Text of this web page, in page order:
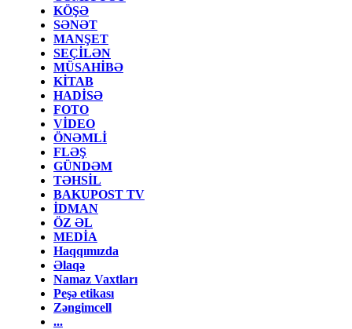
KÖŞƏ
SƏNƏT
MANŞET
SEÇİLƏN
MÜSAHİBƏ
KİTAB
HADİSƏ
FOTO
VİDEO
ÖNƏMLİ
FLƏŞ
GÜNDƏM
TƏHSİL
BAKUPOST TV
İDMAN
ÖZ ƏL
MEDİA
Haqqımızda
Əlaqə
Namaz Vaxtları
Peşə etikası
Zəngimcell
...